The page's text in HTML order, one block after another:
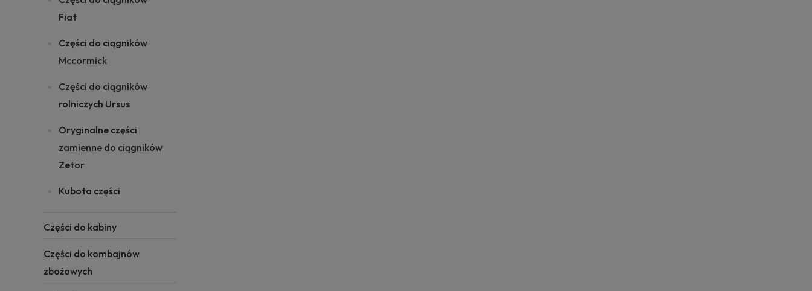
Fiat
Części do ciągników
Mccormick
Części do ciągników
rolniczych Ursus
Oryginalne części
zamienne do ciągników
Zetor
Kubota części
Części do kabiny
Części do kombajnów
zbożowych